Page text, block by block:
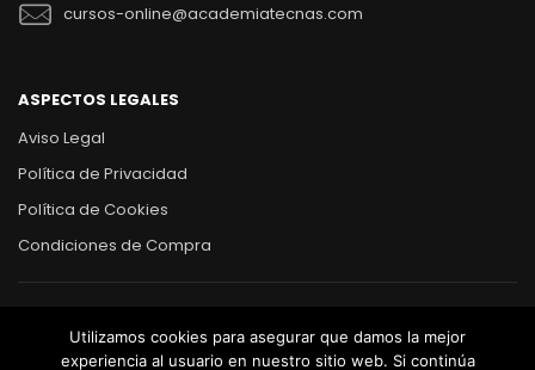
cursos-online@academiatecnas.com
ASPECTOS LEGALES
Aviso Legal
Política de Privacidad
Política de Cookies
Condiciones de Compra
ACADEMIA TECNAS© 2017-2020.
Utilizamos cookies para asegurar que damos la mejor
experiencia al usuario en nuestro sitio web. Si continúa